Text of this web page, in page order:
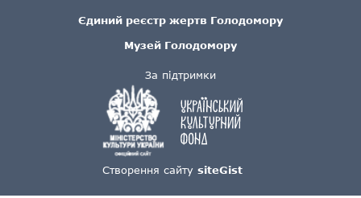
За підтримки
Створення сайту siteGist
Єдиний реєстр жертв Голодомору
Музей Голодомору